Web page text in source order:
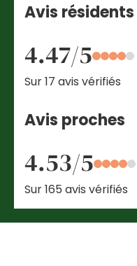
Avis résidents
4.47/5
Sur 17 avis vérifiés
Avis proches
4.53/5
Sur 165 avis vérifiés